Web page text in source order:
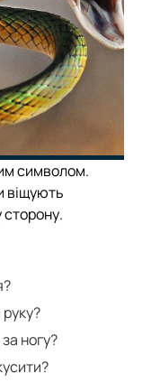
символом.
віщують
сторону.
ногу?